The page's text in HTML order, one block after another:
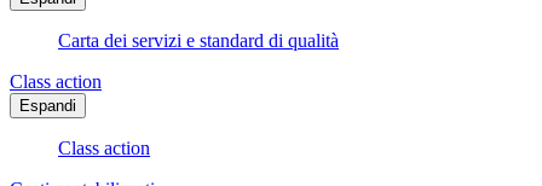
Carta dei servizi e standard di qualità
Class action
Espandi
Class action